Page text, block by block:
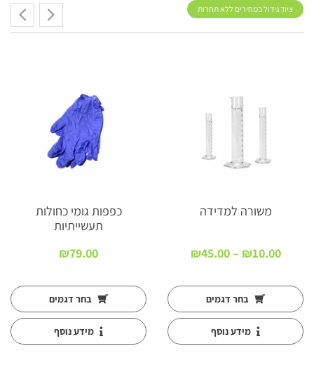
ציוד גידול במחירים ללא תחרות
משורה למדידה
₪10.00
–
₪45.00
⁦₪45.00⁩
בחר דגמים
מידע נוסף
כפפות גומי כחולות
תעשייתיות
₪79.00
בחר דגמים
מידע נוסף